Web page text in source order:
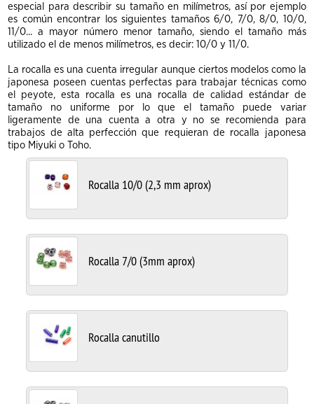
especial para describir su tamaño en milímetros, así por ejemplo
es común encontrar los siguientes tamaños 6/0, 7/0, 8/0, 10/0,
11/0... a mayor número menor tamaño, siendo el tamaño más
utilizado el de menos milímetros, es decir: 10/0 y 11/0.
La rocalla es una cuenta irregular aunque ciertos modelos como la
japonesa poseen cuentas perfectas para trabajar técnicas como
el peyote, esta rocalla es una rocalla de calidad estándar de
tamaño no uniforme por lo que el tamaño puede variar
ligeramente de una cuenta a otra y no se recomienda para
trabajos de alta perfección que requieran de rocalla japonesa
tipo Miyuki o Toho.
Rocalla 10/0 (2,3 mm aprox)
Rocalla 7/0 (3mm aprox)
Rocalla canutillo